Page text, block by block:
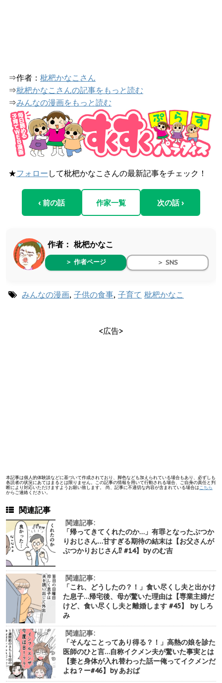
⇒作者： 枇杷かなこさん
⇒枇杷かなこさんの記事をもっと読む
⇒みんなの漫画をもっと読む
★フォロー して枇杷かなこさんの最新記事をチェック！
‹ 前の話 作家一覧 次の話 ›
作者： 枇杷かなこ
＞ 作者ページ ＞ SNS
みんなの漫画, 子供の食事, 子育て 枇杷かなこ
<広告>
本記事は個人的体験談などに基づいて作成されており、脚色なども加えられている場合もあり、必ずしも
各読者の状況にあてはまるとは限りません。この記事の情報を用いて行動される場合、ご自身の責任と判
断により対応いただけますようお願い致します。 尚、記事に不適切な内容が含まれている場合は こちら
からご連絡ください。
関連記事
関連記事:
「帰ってきてくれたのか…」有罪となったぶつか
りおじさん…甘すぎる期待の結末は【お父さんが
ぶつかりおじさん⁉︎ #14】by のむ吉
関連記事:
「これ、どうしたの？！」食い尽くし夫と出かけ
た息子…帰宅後、母が驚いた理由は【専業主婦だ
けど、食い尽くし夫と離婚します #45】 by しろ
み
関連記事:
「そんなことってあり得る？！」高熱の娘を診た
医師のひと言…自称イクメン夫が驚いた事実とは
【妻と身体が入れ替わった話ー俺ってイクメンだ
よね？ー#46】by あおば